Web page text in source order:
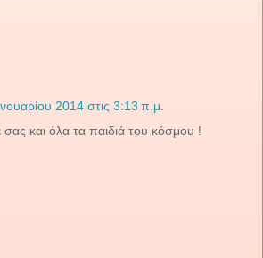
2014 στις 3:13 π.μ.
σας και όλα τα παιδιά του κόσμου !